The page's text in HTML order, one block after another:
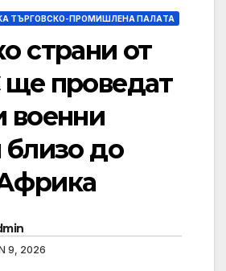
ТЪРГОВСКО-ПРОМИШЛЕНА ПАЛAТА
страни от
проведат
военни
близо до
9, 2026